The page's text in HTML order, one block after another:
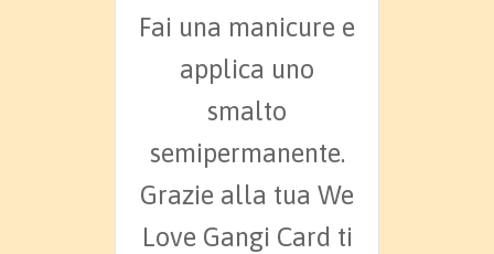
Fai una manicure e
applica uno
smalto
semipermanente.
Grazie alla tua We
Love Gangi Card ti